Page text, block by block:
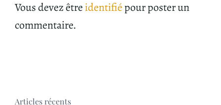
Vous devez être identifié pour poster un
commentaire.
Articles récents